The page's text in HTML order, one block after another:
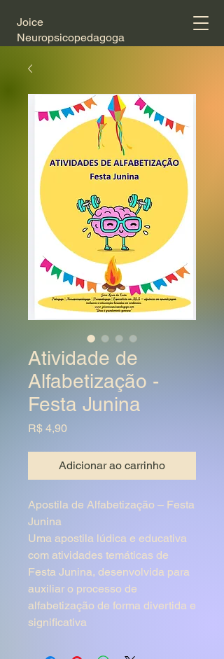
Joice
Neuropsicopedagoga
Atividade de
Alfabetização -
Festa Junina
R$ 4,90Preço
Adicionar ao carrinho
Apostila de Alfabetização – Festa
Junina
Uma apostila lúdica e educativa
com atividades temáticas de
Festa Junina, desenvolvida para
auxiliar o processo de
alfabetização de forma divertida e
significativa